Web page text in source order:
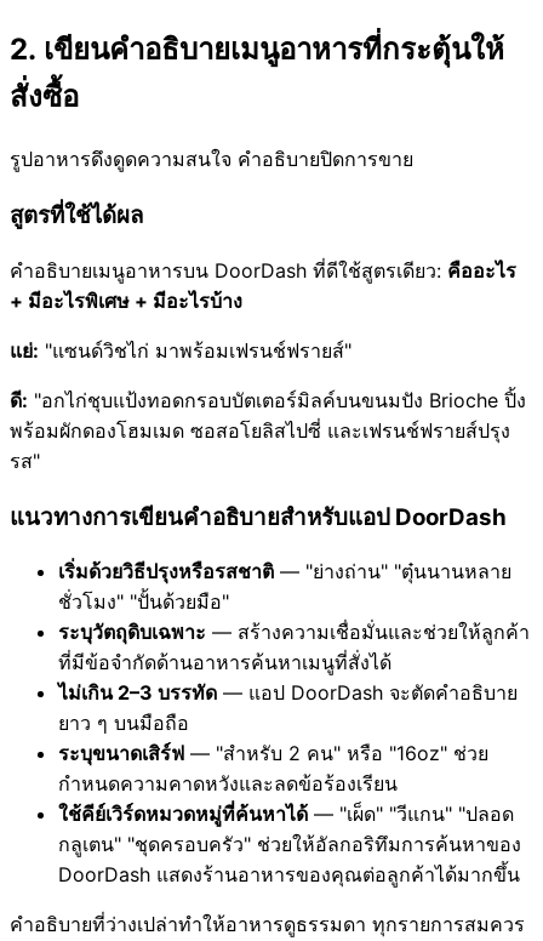
2. เขียนคำอธิบายเมนูอาหารที่กระตุ้นให้
สั่งซื้อ
รูปอาหารดึงดูดความสนใจ คำอธิบายปิดการขาย
สูตรที่ใช้ได้ผล
คำอธิบายเมนูอาหารบน DoorDash ที่ดีใช้สูตรเดียว: คืออะไร
+ มีอะไรพิเศษ + มีอะไรบ้าง
แย่: "แซนด์วิชไก่ มาพร้อมเฟรนช์ฟรายส์"
ดี: "อกไก่ชุบแป้งทอดกรอบบัตเตอร์มิลค์บนขนมปัง Brioche ปิ้ง
พร้อมผักดองโฮมเมด ซอสอโยลิสไปซี่ และเฟรนช์ฟรายส์ปรุง
รส"
แนวทางการเขียนคำอธิบายสำหรับแอป DoorDash
เริ่มด้วยวิธีปรุงหรือรสชาติ — "ย่างถ่าน" "ตุ๋นนานหลาย
ชั่วโมง" "ปั้นด้วยมือ"
ระบุวัตถุดิบเฉพาะ — สร้างความเชื่อมั่นและช่วยให้ลูกค้า
ที่มีข้อจำกัดด้านอาหารค้นหาเมนูที่สั่งได้
ไม่เกิน 2–3 บรรทัด — แอป DoorDash จะตัดคำอธิบาย
ยาว ๆ บนมือถือ
ระบุขนาดเสิร์ฟ — "สำหรับ 2 คน" หรือ "16oz" ช่วย
กำหนดความคาดหวังและลดข้อร้องเรียน
ใช้คีย์เวิร์ดหมวดหมู่ที่ค้นหาได้ — "เผ็ด" "วีแกน" "ปลอด
กลูเตน" "ชุดครอบครัว" ช่วยให้อัลกอริทึมการค้นหาของ
DoorDash แสดงร้านอาหารของคุณต่อลูกค้าได้มากขึ้น
คำอธิบายที่ว่างเปล่าทำให้อาหารดูธรรมดา ทุกรายการสมควร